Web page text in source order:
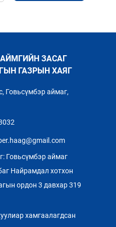
ЗАСАГ
ГАЗРЫН ХАЯГ
Говьсүмбэр аймаг,
Говьсүмбэр аймаг
Найрамдал хотхон
ордон 3 давхар 319
xамгаалагдсан